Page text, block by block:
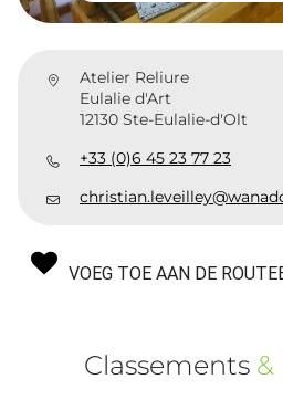
Atelier Reliure
Eulalie d'Art
12130 Ste-Eulalie-d'Olt
+33 (0)6 45 23 77 23
VOEG TOE AAN DE
Classements &